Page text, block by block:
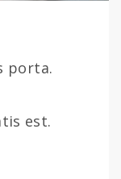
porta.
est.